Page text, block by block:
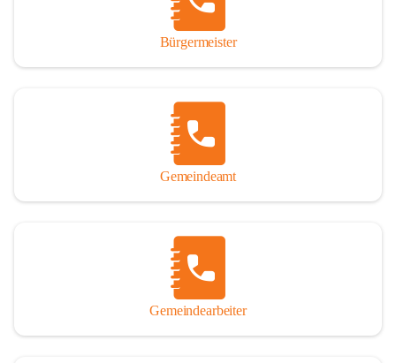
dieses Buches wesentlich beigetragen haben.
Der Zeitdruck war enorm, um das Werk auch zeitgerecht für das
Jubiläumsjahr abschließen zu können. Daher mag um Nachsicht
Ausführlichkeit behandelt erscheinen, oder auch der eine oder
andere Fehler unterlief. Die Autoren haben nach ihren
individuellen Möglichkeiten mit bestem Wissen und Gewissen
Andreas Rohatsch wurde auf das System der Fußnoten verzichtet.
Wo eine genaue Quellenangabe sinnvoll und notwendig erschien,
sind die entsprechenden Quellenhinweise in den fließenden Text
eingearbeitet. Der leichteren Lesbarkeit halber ist auch von einer
streng gendergerechten Ausdrucksform Abstand genommen
Bürgermeister
Gemeindeamt
Gemeindearbeiter